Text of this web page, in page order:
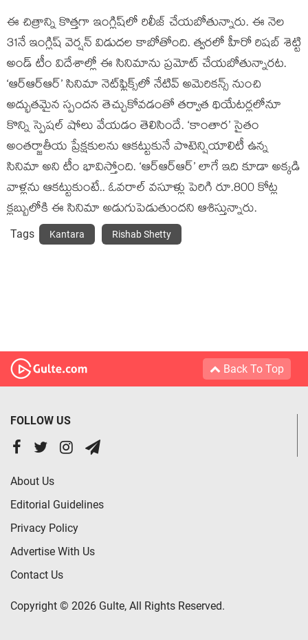
ఈ చిత్రాన్ని కొత్తగా ఇంగ్లిష్‌లో రిలీజ్ చేయబోతున్నారు. ఈ నెల
31నే ఇంగ్లిష్ వెర్షన్ విడుదల కాబోతోంది. త్వరలో హీరో రిషబ్ శెట్టి
అండ్ టీం విదేశాల్లో ఈ సినిమాను ప్రమోట్ చేయబోతున్నారట.
‘ఆర్ఆర్ఆర్’ సినిమా నెట్‌ఫ్లిక్స్‌లో నేటివ్ అమెరికన్స్ నుంచి
అద్భుతమైన స్పందన తెచ్చుకోవడంతో తర్వాత థియేటర్లలోనూ
కొన్ని స్పెషల్ షోలు వేయడం తెలిసిందే. ‘కాంతార’ సైతం
అంతర్జాతీయ ప్రేక్షకులను ఆకట్టుకునే పొటెన్షియాలిటీ ఉన్న
సినిమా అని టీం భావిస్తోంది. ‘ఆర్ఆర్ఆర్’ లాగే ఇది కూడా అక్కడి
వాళ్లను ఆకట్టుకుంటే.. ఓవరాల్ వసూళ్లు పెరిగి రూ.800 కోట్ల
క్లబ్బులోకి ఈ సినిమా అడుగుపెడుతుందని ఆశిస్తున్నారు.
Tags Kantara Rishab Shetty
Back To Top
FOLLOW US
About Us
Editorial Guidelines
Privacy Policy
Advertise With Us
Contact Us
Copyright © 2026 Gulte, All Rights Reserved.